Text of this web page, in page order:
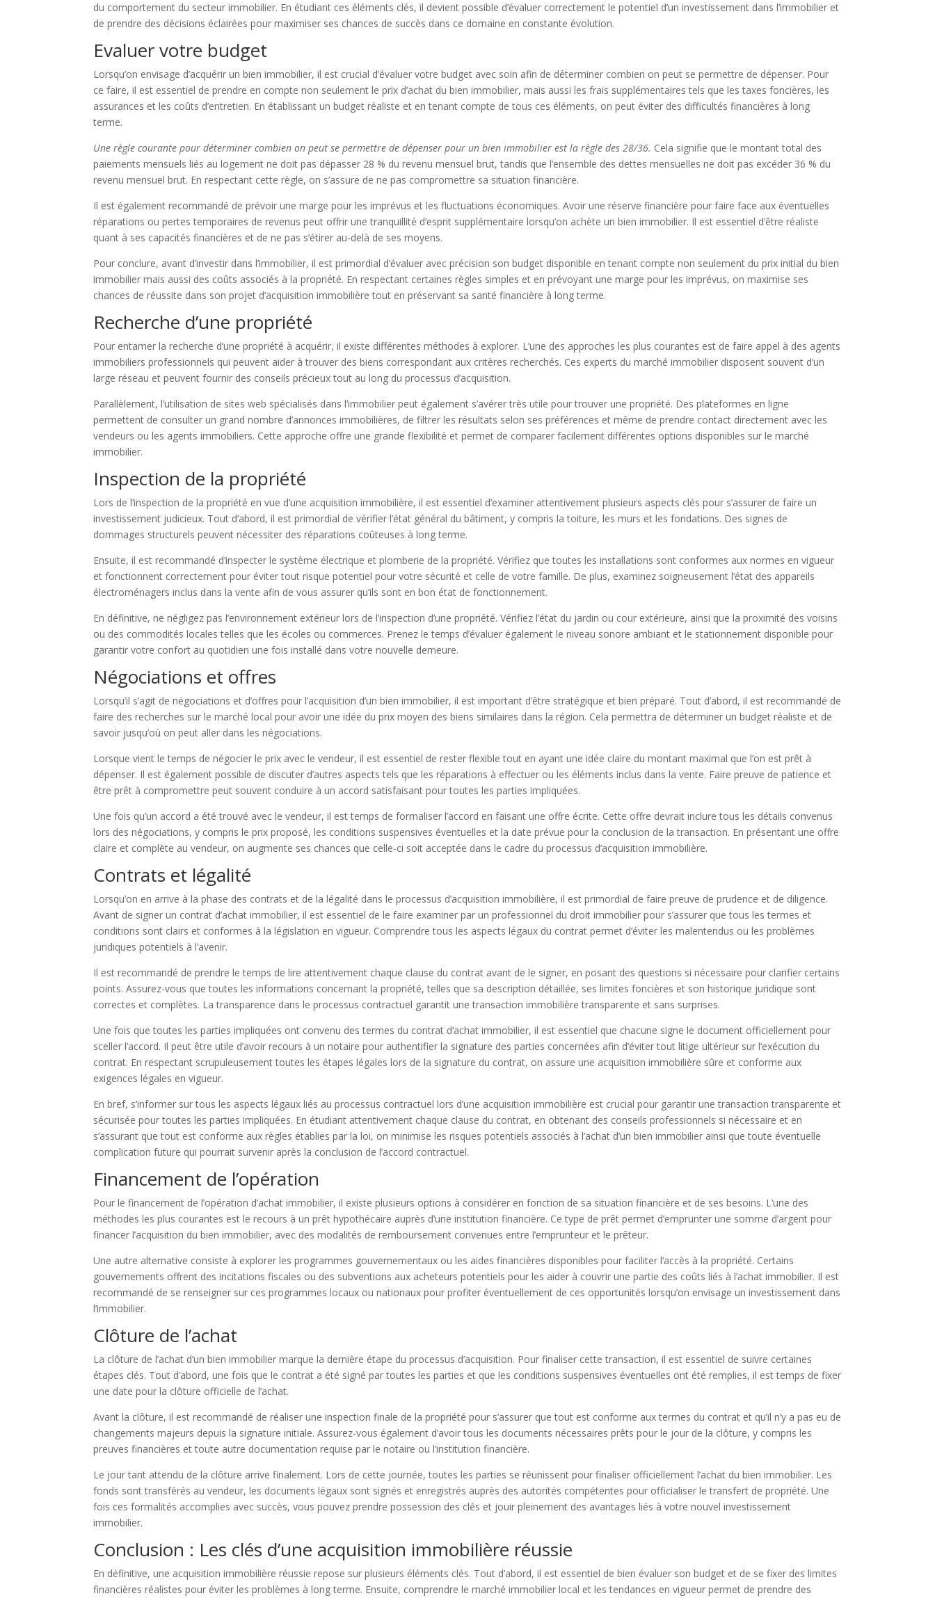
du comportement du secteur immobilier. En étudiant ces éléments clés, il devient possible d’évaluer correctement le potentiel d’un investissement dans l’immobilier et
de prendre des décisions éclairées pour maximiser ses chances de succès dans ce domaine en constante évolution.
Evaluer votre budget
Lorsqu’on envisage d’acquérir un bien immobilier, il est crucial d’évaluer votre budget avec soin afin de déterminer combien on peut se permettre de dépenser. Pour
ce faire, il est essentiel de prendre en compte non seulement le prix d’achat du bien immobilier, mais aussi les frais supplémentaires tels que les taxes foncières, les
assurances et les coûts d’entretien. En établissant un budget réaliste et en tenant compte de tous ces éléments, on peut éviter des difficultés financières à long
terme.
Une règle courante pour déterminer combien on peut se permettre de dépenser pour un bien immobilier est la règle des 28/36. Cela signifie que le montant total des
paiements mensuels liés au logement ne doit pas dépasser 28 % du revenu mensuel brut, tandis que l’ensemble des dettes mensuelles ne doit pas excéder 36 % du
revenu mensuel brut. En respectant cette règle, on s’assure de ne pas compromettre sa situation financière.
Il est également recommandé de prévoir une marge pour les imprévus et les fluctuations économiques. Avoir une réserve financière pour faire face aux éventuelles
réparations ou pertes temporaires de revenus peut offrir une tranquillité d’esprit supplémentaire lorsqu’on achète un bien immobilier. Il est essentiel d’être réaliste
quant à ses capacités financières et de ne pas s’étirer au-delà de ses moyens.
Pour conclure, avant d’investir dans l’immobilier, il est primordial d’évaluer avec précision son budget disponible en tenant compte non seulement du prix initial du bien
immobilier mais aussi des coûts associés à la propriété. En respectant certaines règles simples et en prévoyant une marge pour les imprévus, on maximise ses
chances de réussite dans son projet d’acquisition immobilière tout en préservant sa santé financière à long terme.
Recherche d’une propriété
Pour entamer la recherche d’une propriété à acquérir, il existe différentes méthodes à explorer. L’une des approches les plus courantes est de faire appel à des agents
immobiliers professionnels qui peuvent aider à trouver des biens correspondant aux critères recherchés. Ces experts du marché immobilier disposent souvent d’un
large réseau et peuvent fournir des conseils précieux tout au long du processus d’acquisition.
Parallèlement, l’utilisation de sites web spécialisés dans l’immobilier peut également s’avérer très utile pour trouver une propriété. Des plateformes en ligne
permettent de consulter un grand nombre d’annonces immobilières, de filtrer les résultats selon ses préférences et même de prendre contact directement avec les
vendeurs ou les agents immobiliers. Cette approche offre une grande flexibilité et permet de comparer facilement différentes options disponibles sur le marché
immobilier.
Inspection de la propriété
Lors de l’inspection de la propriété en vue d’une acquisition immobilière, il est essentiel d’examiner attentivement plusieurs aspects clés pour s’assurer de faire un
investissement judicieux. Tout d’abord, il est primordial de vérifier l’état général du bâtiment, y compris la toiture, les murs et les fondations. Des signes de
dommages structurels peuvent nécessiter des réparations coûteuses à long terme.
Ensuite, il est recommandé d’inspecter le système électrique et plomberie de la propriété. Vérifiez que toutes les installations sont conformes aux normes en vigueur
et fonctionnent correctement pour éviter tout risque potentiel pour votre sécurité et celle de votre famille. De plus, examinez soigneusement l’état des appareils
électroménagers inclus dans la vente afin de vous assurer qu’ils sont en bon état de fonctionnement.
En définitive, ne négligez pas l’environnement extérieur lors de l’inspection d’une propriété. Vérifiez l’état du jardin ou cour extérieure, ainsi que la proximité des voisins
ou des commodités locales telles que les écoles ou commerces. Prenez le temps d’évaluer également le niveau sonore ambiant et le stationnement disponible pour
garantir votre confort au quotidien une fois installé dans votre nouvelle demeure.
Négociations et offres
Lorsqu’il s’agit de négociations et d’offres pour l’acquisition d’un bien immobilier, il est important d’être stratégique et bien préparé. Tout d’abord, il est recommandé de
faire des recherches sur le marché local pour avoir une idée du prix moyen des biens similaires dans la région. Cela permettra de déterminer un budget réaliste et de
savoir jusqu’où on peut aller dans les négociations.
Lorsque vient le temps de négocier le prix avec le vendeur, il est essentiel de rester flexible tout en ayant une idée claire du montant maximal que l’on est prêt à
dépenser. Il est également possible de discuter d’autres aspects tels que les réparations à effectuer ou les éléments inclus dans la vente. Faire preuve de patience et
être prêt à compromettre peut souvent conduire à un accord satisfaisant pour toutes les parties impliquées.
Une fois qu’un accord a été trouvé avec le vendeur, il est temps de formaliser l’accord en faisant une offre écrite. Cette offre devrait inclure tous les détails convenus
lors des négociations, y compris le prix proposé, les conditions suspensives éventuelles et la date prévue pour la conclusion de la transaction. En présentant une offre
claire et complète au vendeur, on augmente ses chances que celle-ci soit acceptée dans le cadre du processus d’acquisition immobilière.
Contrats et légalité
Lorsqu’on en arrive à la phase des contrats et de la légalité dans le processus d’acquisition immobilière, il est primordial de faire preuve de prudence et de diligence.
Avant de signer un contrat d’achat immobilier, il est essentiel de le faire examiner par un professionnel du droit immobilier pour s’assurer que tous les termes et
conditions sont clairs et conformes à la législation en vigueur. Comprendre tous les aspects légaux du contrat permet d’éviter les malentendus ou les problèmes
juridiques potentiels à l’avenir.
Il est recommandé de prendre le temps de lire attentivement chaque clause du contrat avant de le signer, en posant des questions si nécessaire pour clarifier certains
points. Assurez-vous que toutes les informations concernant la propriété, telles que sa description détaillée, ses limites foncières et son historique juridique sont
correctes et complètes. La transparence dans le processus contractuel garantit une transaction immobilière transparente et sans surprises.
Une fois que toutes les parties impliquées ont convenu des termes du contrat d’achat immobilier, il est essentiel que chacune signe le document officiellement pour
sceller l’accord. Il peut être utile d’avoir recours à un notaire pour authentifier la signature des parties concernées afin d’éviter tout litige ultérieur sur l’exécution du
contrat. En respectant scrupuleusement toutes les étapes légales lors de la signature du contrat, on assure une acquisition immobilière sûre et conforme aux
exigences légales en vigueur.
En bref, s’informer sur tous les aspects légaux liés au processus contractuel lors d’une acquisition immobilière est crucial pour garantir une transaction transparente et
sécurisée pour toutes les parties impliquées. En étudiant attentivement chaque clause du contrat, en obtenant des conseils professionnels si nécessaire et en
s’assurant que tout est conforme aux règles établies par la loi, on minimise les risques potentiels associés à l’achat d’un bien immobilier ainsi que toute éventuelle
complication future qui pourrait survenir après la conclusion de l’accord contractuel.
Financement de l’opération
Pour le financement de l’opération d’achat immobilier, il existe plusieurs options à considérer en fonction de sa situation financière et de ses besoins. L’une des
méthodes les plus courantes est le recours à un prêt hypothécaire auprès d’une institution financière. Ce type de prêt permet d’emprunter une somme d’argent pour
financer l’acquisition du bien immobilier, avec des modalités de remboursement convenues entre l’emprunteur et le prêteur.
Une autre alternative consiste à explorer les programmes gouvernementaux ou les aides financières disponibles pour faciliter l’accès à la propriété. Certains
gouvernements offrent des incitations fiscales ou des subventions aux acheteurs potentiels pour les aider à couvrir une partie des coûts liés à l’achat immobilier. Il est
recommandé de se renseigner sur ces programmes locaux ou nationaux pour profiter éventuellement de ces opportunités lorsqu’on envisage un investissement dans
l’immobilier.
Clôture de l’achat
La clôture de l’achat d’un bien immobilier marque la dernière étape du processus d’acquisition. Pour finaliser cette transaction, il est essentiel de suivre certaines
étapes clés. Tout d’abord, une fois que le contrat a été signé par toutes les parties et que les conditions suspensives éventuelles ont été remplies, il est temps de fixer
une date pour la clôture officielle de l’achat.
Avant la clôture, il est recommandé de réaliser une inspection finale de la propriété pour s’assurer que tout est conforme aux termes du contrat et qu’il n’y a pas eu de
changements majeurs depuis la signature initiale. Assurez-vous également d’avoir tous les documents nécessaires prêts pour le jour de la clôture, y compris les
preuves financières et toute autre documentation requise par le notaire ou l’institution financière.
Le jour tant attendu de la clôture arrive finalement. Lors de cette journée, toutes les parties se réunissent pour finaliser officiellement l’achat du bien immobilier. Les
fonds sont transférés au vendeur, les documents légaux sont signés et enregistrés auprès des autorités compétentes pour officialiser le transfert de propriété. Une
fois ces formalités accomplies avec succès, vous pouvez prendre possession des clés et jouir pleinement des avantages liés à votre nouvel investissement
immobilier.
Conclusion : Les clés d’une acquisition immobilière réussie
En définitive, une acquisition immobilière réussie repose sur plusieurs éléments clés. Tout d’abord, il est essentiel de bien évaluer son budget et de se fixer des limites
financières réalistes pour éviter les problèmes à long terme. Ensuite, comprendre le marché immobilier local et les tendances en vigueur permet de prendre des